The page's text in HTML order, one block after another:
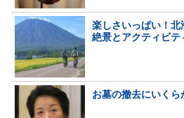
楽しさいっぱい！
絶景とアクティビ
お墓の撤去にいくら